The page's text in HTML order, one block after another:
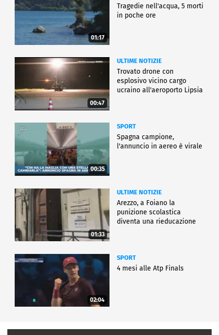
01:17
Tragedie nell'acqua, 5 morti
in poche ore
00:47
ULTIME NOTIZIE
Trovato drone con
esplosivo vicino cargo
ucraino all'aeroporto Lipsia
00:35
SPORT
Spagna campione,
l'annuncio in aereo è virale
01:33
ULTIME NOTIZIE
Arezzo, a Foiano la
punizione scolastica
diventa una rieducazione
02:04
SPORT
4 mesi alle Atp Finals